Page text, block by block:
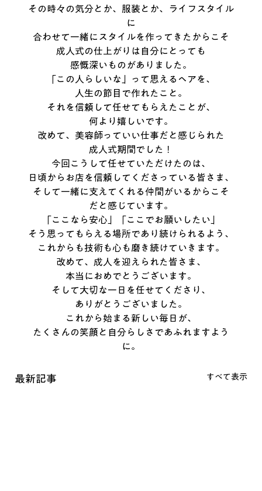
その時々の気分とか、服装とか、ライフスタイル
に
合わせて一緒にスタイルを作ってきたからこそ
成人式の仕上がりは自分にとっても
感慨深いものがありました。
「この人らしいな」って思えるヘアを、
人生の節目で作れたこと。
それを信頼して任せてもらえたことが、
何より嬉しいです。
改めて、美容師っていい仕事だと感じられた
成人式期間でした！
今回こうして任せていただけたのは、
日頃からお店を信頼してくださっている皆さま、
そして一緒に支えてくれる仲間がいるからこそ
だと感じています。
「ここなら安心」「ここでお願いしたい」
そう思ってもらえる場所であり続けられるよう、
これからも技術も心も磨き続けていきます。
改めて、成人を迎えられた皆さま、
本当におめでとうございます。
そして大切な一日を任せてくださり、
ありがとうございました。
これから始まる新しい毎日が、
たくさんの笑顔と自分らしさであふれますよう
に。
最新記事 すべて表示